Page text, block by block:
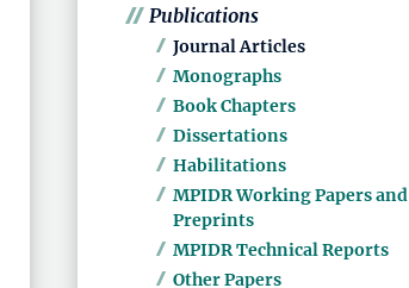
Publications
Journal Articles
Monographs
Book Chapters
Dissertations
Habilitations
MPIDR Working Papers and
Preprints
MPIDR Technical Reports
Other Papers